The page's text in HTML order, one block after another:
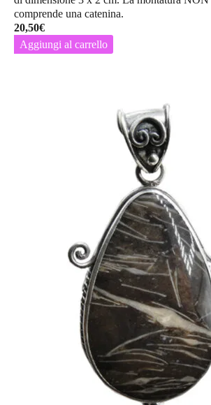
comprende una catenina.
20,50€
Aggiungi al carrello